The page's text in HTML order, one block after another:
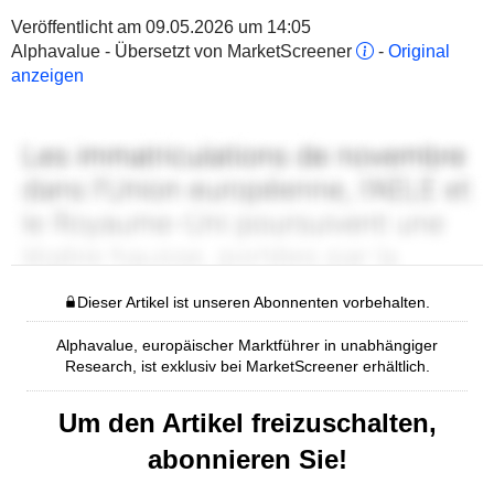
Veröffentlicht am 09.05.2026 um 14:05
Alphavalue - Übersetzt von MarketScreener
- Original
anzeigen
Dieser Artikel ist unseren Abonnenten vorbehalten.
Alphavalue, europäischer Marktführer in unabhängiger
Research, ist exklusiv bei MarketScreener erhältlich.
Um den Artikel freizuschalten,
abonnieren Sie!